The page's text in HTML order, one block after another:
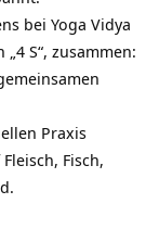
bei Yoga Vidya
S“, zusammen:
Praxis
Fisch,